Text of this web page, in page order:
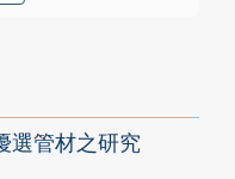
選管材之研究